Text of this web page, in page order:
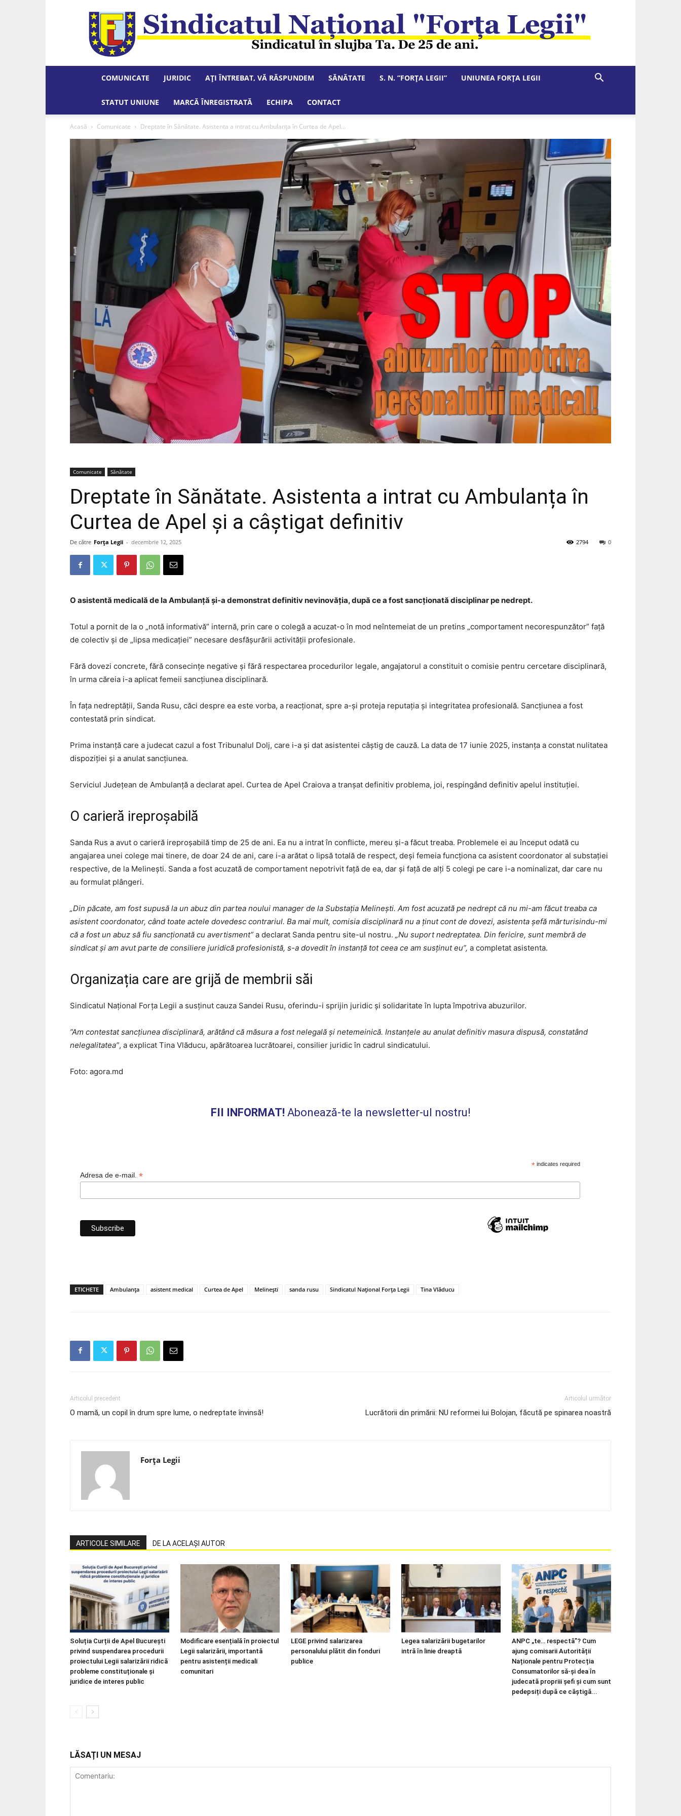
Național
"Forța
Legii"
COMUNICATE JURIDIC AȚI ÎNTREBAT, VĂ RĂSPUNDEM SĂNĂTATE S. N. ”FORȚA LEGII” UNIUNEA FORȚA LEGII
STATUT UNIUNE MARCĂ ÎNREGISTRATĂ ECHIPA CONTACT
Acasă Comunicate Dreptate în Sănătate. Asistenta a intrat cu Ambulanța în Curtea de Apel...
Comunicate Sănătate
Dreptate în Sănătate. Asistenta a intrat cu Ambulanța în
Curtea de Apel și a câștigat definitiv
De către Forța Legii - decembrie 12, 2025 0
2794
O asistentă medicală de la Ambulanță și-a demonstrat definitiv nevinovăția, după ce a fost sancționată disciplinar pe nedrept.
Totul a pornit de la o „notă informativă” internă, prin care o colegă a acuzat-o în mod neîntemeiat de un pretins „comportament necorespunzător” față
de colectiv și de „lipsa medicației” necesare desfășurării activității profesionale.
Fără dovezi concrete, fără consecințe negative și fără respectarea procedurilor legale, angajatorul a constituit o comisie pentru cercetare disciplinară,
în urma căreia i-a aplicat femeii sancțiunea disciplinară.
În fața nedreptății, Sanda Rusu, căci despre ea este vorba, a reacționat, spre a-și proteja reputația și integritatea profesională. Sancțiunea a fost
contestată prin sindicat.
Prima instanță care a judecat cazul a fost Tribunalul Dolj, care i-a și dat asistentei câștig de cauză. La data de 17 iunie 2025, instanța a constat nulitatea
dispoziției și a anulat sancțiunea.
Serviciul Județean de Ambulanță a declarat apel. Curtea de Apel Craiova a tranșat definitiv problema, joi, respingând definitiv apelul instituției.
O carieră ireproșabilă
Sanda Rus a avut o carieră ireproșabilă timp de 25 de ani. Ea nu a intrat în conflicte, mereu și-a făcut treaba. Problemele ei au început odată cu
angajarea unei colege mai tinere, de doar 24 de ani, care i-a arătat o lipsă totală de respect, deși femeia funcționa ca asistent coordonator al substației
respective, de la Melinești. Sanda a fost acuzată de comportament nepotrivit față de ea, dar și față de alți 5 colegi pe care i-a nominalizat, dar care nu
au formulat plângeri.
„Din păcate, am fost supusă la un abuz din partea noului manager de la Substația Melinești. Am fost acuzată pe nedrept că nu mi-am făcut treaba ca
asistent coordonator, când toate actele dovedesc contrariul. Ba mai mult, comisia disciplinară nu a ținut cont de dovezi, asistenta șefă mărturisindu-mi
că a fost un abuz să fiu sancționată cu avertisment” a declarat Sanda pentru site-ul nostru. „Nu suport nedreptatea. Din fericire, sunt membră de
sindicat și am avut parte de consiliere juridică profesionistă, s-a dovedit în instanță tot ceea ce am susținut eu”, a completat asistenta.
Organizația care are grijă de membrii săi
Sindicatul Național Forța Legii a susținut cauza Sandei Rusu, oferindu-i sprijin juridic și solidaritate în lupta împotriva abuzurilor.
”Am contestat sancțiunea disciplinară, arătând că măsura a fost nelegală și netemeinică. Instanțele au anulat definitiv masura dispusă, constatând
nelegalitatea”, a explicat Tina Vlăducu, apărătoarea lucrătoarei, consilier juridic în cadrul sindicatului.
Foto: agora.md
FII INFORMAT! Abonează-te la newsletter-ul nostru!
*indicates required
Adresa de e-mail. *
ETICHETE Ambulanța asistent medical Curtea de Apel Melinești sanda rusu Sindicatul Național Forța Legii Tina Vlăducu
Articolul precedent
O mamă, un copil în drum spre lume, o nedreptate învinsă!
Articolul următor
Lucrătorii din primării: NU reformei lui Bolojan, făcută pe spinarea noastră
Forța Legii
ARTICOLE SIMILARE DE LA ACELAȘI AUTOR
Soluția Curții de Apel București
privind suspendarea procedurii
proiectului Legii salarizării ridică
probleme constituționale și
juridice de interes public
Modificare esențială în proiectul
Legii salarizării, importantă
pentru asistenții medicali
comunitari
LEGE privind salarizarea
personalului plătit din fonduri
publice
Legea salarizării bugetarilor
intră în linie dreaptă
ANPC „te… respectă”? Cum
ajung comisarii Autorității
Naționale pentru Protecția
Consumatorilor să-și dea în
judecată propriii șefi și cum sunt
pedepsiți după ce câștigă...
LĂSAȚI UN MESAJ